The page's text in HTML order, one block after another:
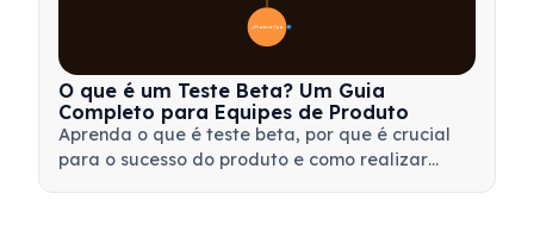
📋 Processo e Tipos
O que é um Teste Beta? Um Guia
Completo para Equipes de Produto
Aprenda o que é teste beta, por que é crucial
para o sucesso do produto e como realizar